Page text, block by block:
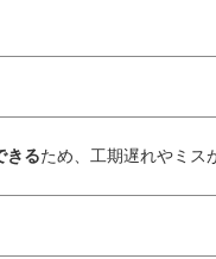
きるため、工期遅れやミス